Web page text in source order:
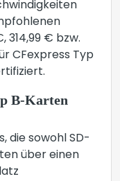
314,99 € bzw.
CFexpress Typ
B-Karten
die sowohl SD-
über einen